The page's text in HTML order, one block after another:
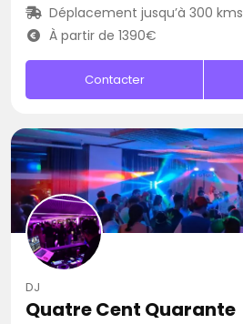
Déplacement jusqu’à 300 kms
À partir de 1390€
Contacter
DJ
Quatre Cent Quarante